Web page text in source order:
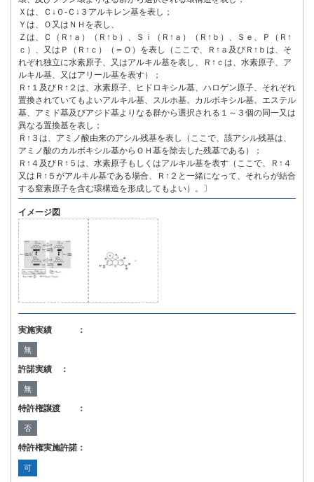
Ｘは、Ｃ↓０-Ｃ↓３アルキレン基を表し；
Ｙは、Ｏ又はＮＨを表し、
Ｚは、Ｃ（Ｒ↑ａ）（Ｒ↑ｂ）、Ｓｉ（Ｒ↑ａ）（Ｒ↑ｂ）、Ｓｅ、Ｐ（Ｒ↑
ｃ）、又はＰ（Ｒ↑ｃ）（＝Ｏ）を表し（ここで、Ｒ↑ａ及びＲ↑ｂは、そ
れぞれ独立に水素原子、又はアルキル基を表し、Ｒ↑ｃは、水素原子、ア
ルキル基、又はアリール基を表す）；
Ｒ↑１及びＲ↑２は、水素原子、ヒドロキシル基、ハロゲン原子、それぞれ
置換されていてもよいアルキル基、スルホ基、カルボキシル基、エステル
基、アミド基及びアジド基よりなる群から選択される１～３個の同一又は
異なる置換基を表し；
Ｒ↑３は、アミノ酸由来のアシル残基を表し（ここで、該アシル残基は、
アミノ酸のカルボキシル基からＯＨ基を除去した残基である）；
Ｒ↑４及びＲ↑５は、水素原子もしくはアルキル基を表す（ここで、Ｒ↑４
又はＲ↑５がアルキル基である場合、Ｒ↑２と一緒になって、それらが結合
する窒素原子を含む環構造を形成してもよい）。〕
イメージ図
実施実績 ：
無
許諾実績 ：
無
特許権譲渡 ：
否
特許権実施許諾：
可